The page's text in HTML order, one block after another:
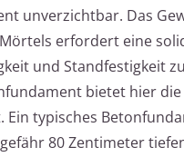
unverzichtbar. Das
erfordert eine
und Standfestigkeit
bietet hier
Ein typisches
80 Zentimeter